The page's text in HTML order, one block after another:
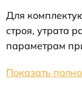
Для
строя, утрата
параметрам
Показать